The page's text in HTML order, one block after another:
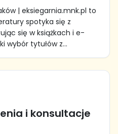
| eksiegarnia.mnk.pl to
spotyka się z
się w książkach i e-
wybór tytułów z...
i konsultacje